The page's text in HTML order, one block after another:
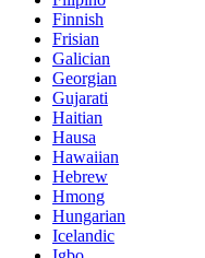
Finnish
Frisian
Galician
Georgian
Gujarati
Haitian
Hausa
Hawaiian
Hebrew
Hmong
Hungarian
Icelandic